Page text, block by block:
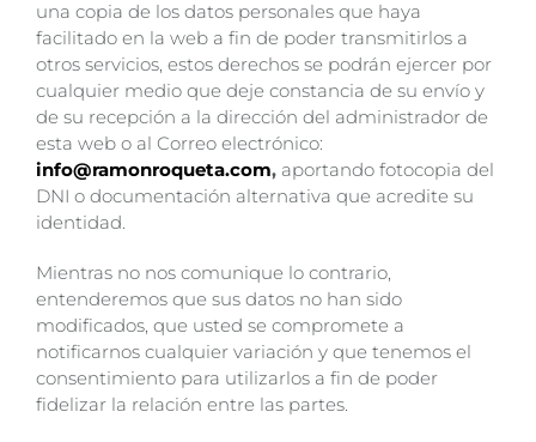
una copia de los datos personales que haya
facilitado en la web a fin de poder transmitirlos a
otros servicios, estos derechos se podrán ejercer por
cualquier medio que deje constancia de su envío y
de su recepción a la dirección del administrador de
esta web o al Correo electrónico:
info@ramonroqueta.com, ​​ aportando fotocopia del
DNI o documentación alternativa que acredite su
identidad.
Mientras no nos comunique lo contrario,
entenderemos que sus datos no han sido
modificados, que usted se compromete a
notificarnos cualquier variación y que tenemos el
consentimiento para utilizarlos a fin de poder
fidelizar la relación entre las partes.